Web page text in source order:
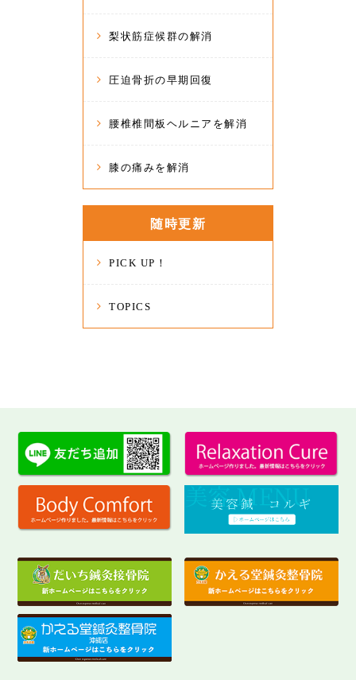
梨状筋症候群の解消
圧迫骨折の早期回復
腰椎椎間板ヘルニアを解消
膝の痛みを解消
随時更新
PICK UP！
TOPICS